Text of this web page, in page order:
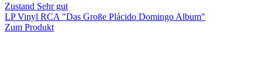
Zustand Sehr gut
LP Vinyl RCA "Das Große Plácido Domingo Album"
Zum Produkt